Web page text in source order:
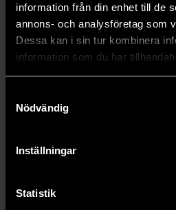
information från din enhet till de
annons- och analysföretag som
Dessa kan i sin tur kombinera
information som du har
samlat in när du har använt
Nödvändig
Inställningar
Statistik
Dawnbreaker
44 kr
Beställ